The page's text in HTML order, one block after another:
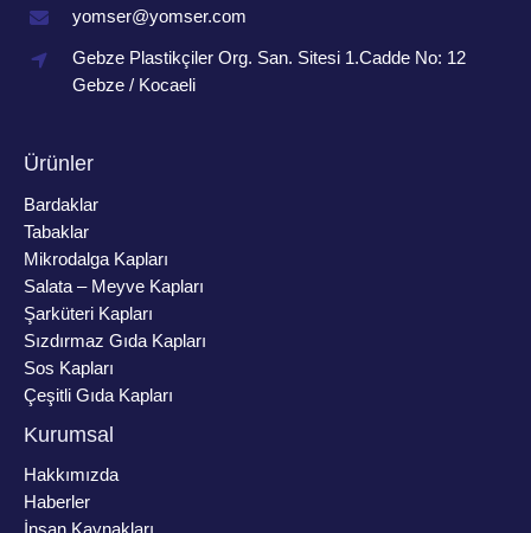
yomser@yomser.com
Gebze Plastikçiler Org. San. Sitesi 1.Cadde No: 12
Gebze / Kocaeli
Ürünler
Bardaklar
Tabaklar
Mikrodalga Kapları
Salata – Meyve Kapları
Şarküteri Kapları
Sızdırmaz Gıda Kapları
Sos Kapları
Çeşitli Gıda Kapları
Kurumsal
Hakkımızda
Haberler